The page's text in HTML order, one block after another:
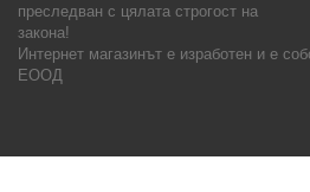
преследван с цялата строгост на
закона!
Интернет магазинът е изработен и е
ЕООД